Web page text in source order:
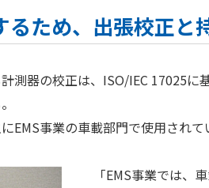
るため、出張校正と
測器の校正は、ISO/IEC 17025
EMS事業の車載部門で使用されて
「EMS事業では、